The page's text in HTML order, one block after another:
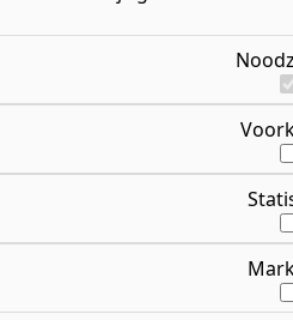
én je hoofd. Benieuwd
krijgt en wat je na je
en ontdek de